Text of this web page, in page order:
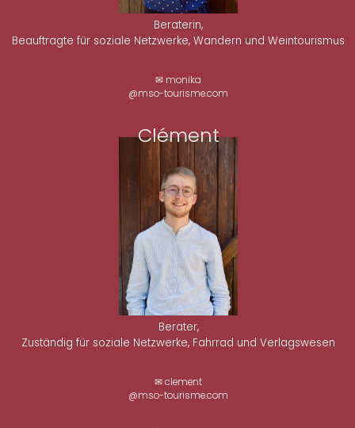
Beraterin,
Beauftragte für soziale Netzwerke, Wandern und Weintourismus
✉ monika
@mso-tourisme.com
Clément
Berater,
Zuständig für soziale Netzwerke, Fahrrad und Verlagswesen
✉ clement
@mso-tourisme.com